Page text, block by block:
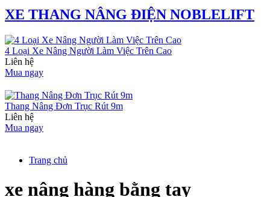
XE THANG NÂNG ĐIỆN NOBLELIFT
4 Loại Xe Nâng Người Làm Việc Trên Cao
Liên hệ
Mua ngay
Thang Nâng Đơn Trục Rút 9m
Liên hệ
Mua ngay
Trang chủ
xe nâng hàng bằng tay